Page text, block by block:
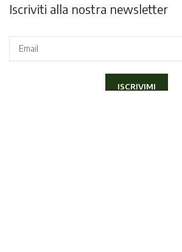
Iscriviti alla nostra newsletter